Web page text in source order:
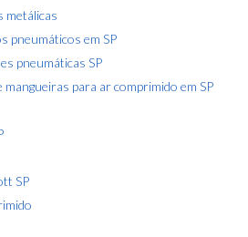
metálicas
pneumáticos em SP
pneumáticas SP
para ar comprimido em SP
SP